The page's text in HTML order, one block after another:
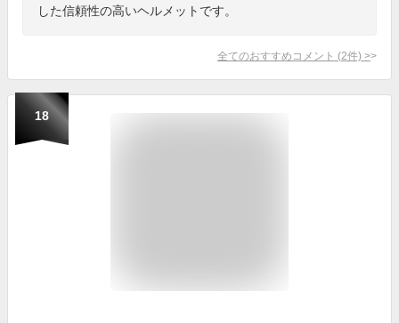
した信頼性の高いヘルメットです。
全てのおすすめコメント (2件) >
18